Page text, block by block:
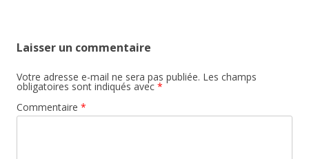
Laisser un commentaire
Votre adresse e-mail ne sera pas publiée. Les champs
obligatoires sont indiqués avec *
Commentaire *